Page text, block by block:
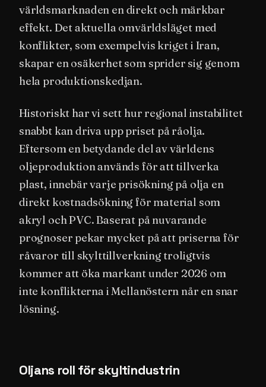
världsmarknaden en direkt och märkbar
effekt. Det aktuella omvärldsläget med
konflikter, som exempelvis kriget i Iran,
skapar en osäkerhet som sprider sig genom
hela produktionskedjan.
Historiskt har vi sett hur regional instabilitet
snabbt kan driva upp priset på råolja.
Eftersom en betydande del av världens
oljeproduktion används för att tillverka
plast, innebär varje prisökning på olja en
direkt kostnadsökning för material som
akryl och PVC. Baserat på nuvarande
prognoser pekar mycket på att priserna för
råvaror till skylttillverkning troligtvis
kommer att öka markant under 2026 om
inte konflikterna i Mellanöstern når en snar
lösning.
Oljans roll för skyltindustrin